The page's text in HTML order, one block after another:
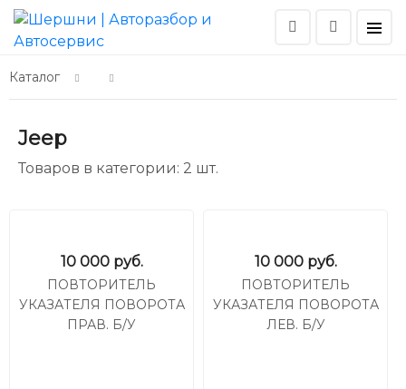
Каталог
Jeep
Товаров в категории: 2 шт.
10 000 руб.
ПОВТОРИТЕЛЬ
УКАЗАТЕЛЯ ПОВОРОТА
ПРАВ. Б/У
10 000 руб.
ПОВТОРИТЕЛЬ
УКАЗАТЕЛЯ ПОВОРОТА
ЛЕВ. Б/У